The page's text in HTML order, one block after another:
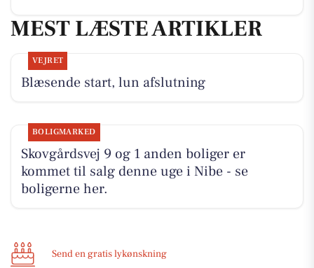
MEST LÆSTE ARTIKLER
VEJRET
Blæsende start, lun afslutning
BOLIGMARKED
Skovgårdsvej 9 og 1 anden boliger er
kommet til salg denne uge i Nibe - se
boligerne her.
Send en gratis lykønskning